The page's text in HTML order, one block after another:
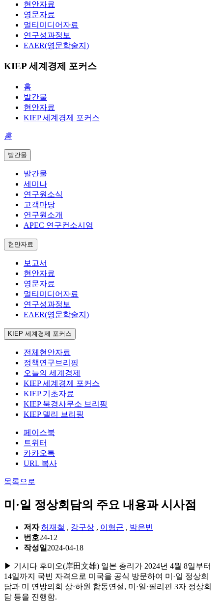
현안자료
영문자료
멀티미디어자료
연구성과정보
EAER(영문학술지)
KIEP 세계경제 포커스
홈
발간물
현안자료
KIEP 세계경제 포커스
홈
발간물
발간물
세미나
연구원소식
고객마당
연구원소개
APEC 연구컨소시엄
현안자료
보고서
현안자료
영문자료
멀티미디어자료
연구성과정보
EAER(영문학술지)
KIEP 세계경제 포커스
전체현안자료
정책연구브리핑
오늘의 세계경제
KIEP 세계경제 포커스
KIEP 기초자료
KIEP 북경사무소 브리핑
KIEP 델리 브리핑
페이스북
트위터
카카오톡
URL 복사
목록으로
미·일 정상회담의 주요 내용과 시사점
저자 허재철 , 강구상 , 이형근 , 박은빈
번호24-12
작성일 2024-04-18
▶ 기시다 후미오(岸田文雄) 일본 총리가 2024년 4월 8일부터
14일까지 국빈 자격으로 미국을 공식 방문하여 미·일 정상회
담과 미 연방의회 상·하원 합동연설, 미·일·필리핀 3자 정상회
담 등을 진행함.